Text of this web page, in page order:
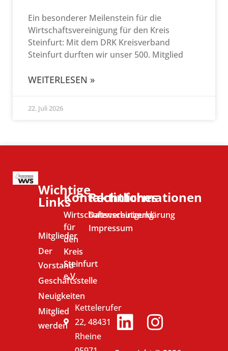
Ein besonderer Meilenstein für die
Wirtschaftsvereinigung für den Kreis
Steinfurt: Mit dem DRK Kreisverband
Steinfurt durften wir unser 500. Mitglied
WEITERLESEN »
22. Juli 2026
Wichtige
Links
Mitglieder
Der
Vorstand
Geschäftsstelle
Neuigkeiten
Mitglied
werden
Kontaktinformationen
Wirtschaftsvereinigung
für
den
Kreis
Steinfurt
e.V.
Kettelerufer
22, 48431
Rheine
Rechtliches
Datenschutzerklärung
Impressum